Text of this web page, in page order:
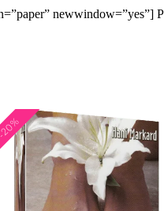
newwindow=”yes”]